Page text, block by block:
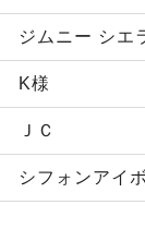
ジムニー シエ
K様
ＪＣ
シフォンアイ